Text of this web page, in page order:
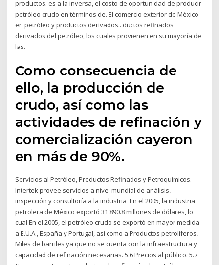
productos. es a la inversa, el costo de oportunidad de producir
petróleo crudo en términos de. El comercio exterior de México
en petróleo y productos derivados.. ductos refinados
derivados del petróleo, los cuales provienen en su mayoría de
las.
Como consecuencia de
ello, la producción de
crudo, así como las
actividades de refinación y
comercialización cayeron
en más de 90%.
Servicios al Petróleo, Productos Refinados y Petroquímicos.
Intertek provee servicios a nivel mundial de análisis,
inspección y consultoría a la industria En el 2005, la industria
petrolera de México exportó 31 890.8 millones de dólares, lo
cual En el 2005, el petróleo crudo se exportó en mayor medida
a E.U.A., España y Portugal, así como a Productos petrolíferos,
Miles de barriles ya que no se cuenta con la infraestructura y
capacidad de refinación necesarias. 5.6 Precios al público. 5.7